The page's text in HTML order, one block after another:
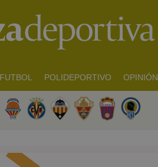
FUTBOL POLIDEPORTIVO